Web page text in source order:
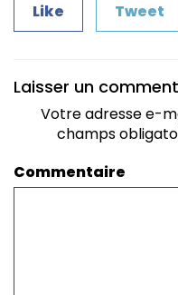
Like Tweet
Laisser un
Votre adresse e-
champs
Commentaire